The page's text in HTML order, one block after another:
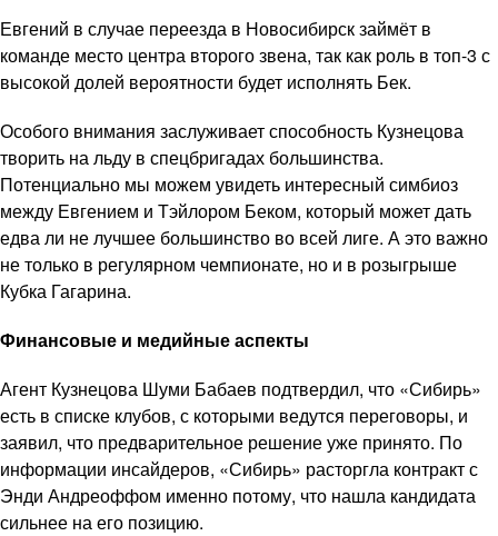
Евгений в случае переезда в Новосибирск займёт в
команде место центра второго звена, так как роль в топ-3 с
высокой долей вероятности будет исполнять Бек.
Особого внимания заслуживает способность Кузнецова
творить на льду в спецбригадах большинства.
Потенциально мы можем увидеть интересный симбиоз
между Евгением и Тэйлором Беком, который может дать
едва ли не лучшее большинство во всей лиге. А это важно
не только в регулярном чемпионате, но и в розыгрыше
Кубка Гагарина.
Финансовые и медийные аспекты
Агент Кузнецова Шуми Бабаев подтвердил, что «Сибирь»
есть в списке клубов, с которыми ведутся переговоры, и
заявил, что предварительное решение уже принято. По
информации инсайдеров, «Сибирь» расторгла контракт с
Энди Андреоффом именно потому, что нашла кандидата
сильнее на его позицию.